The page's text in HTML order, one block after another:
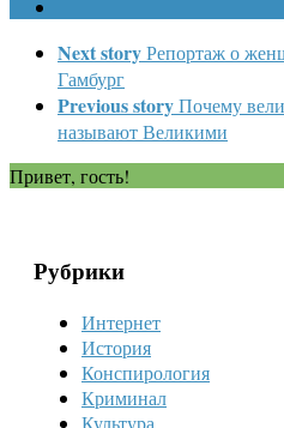
Next storyРепортаж о
Гамбург
Previous storyПочему
называют Великими
Привет, гость!
Рубрики
Интернет
История
Конспирология
Криминал
Культура